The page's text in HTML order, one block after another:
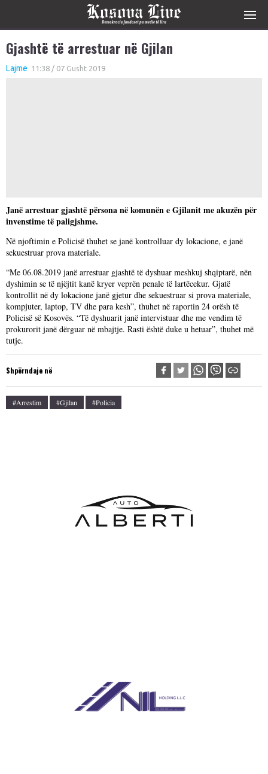
Gjashtë të arrestuar në Gjilan
Lajme 11:38 / 07 Gusht 2019
Janë arrestuar gjashtë përsona në komunën e Gjilanit me akuzën për
invenstime të paligjshme.
Në njoftimin e Policisë thuhet se janë kontrolluar dy lokacione, e janë
sekuestruar prova materiale.
“Me 06.08.2019 janë arrestuar gjashtë të dyshuar meshkuj shqiptarë, nën
dyshimin se të njëjtit kanë kryer veprën penale të lartëcekur. Gjatë
kontrollit në dy lokacione janë gjetur dhe sekuestruar si prova materiale,
kompjuter, laptop, TV dhe para kesh”, thuhet në raportin 24 orësh të
Policisë së Kosovës. “Të dyshuarit janë intervistuar dhe me vendim të
prokurorit janë dërguar në mbajtje. Rasti është duke u hetuar”, thuhet më
tutje.
Shpërndaje në
#arrestim #Gjilan #Policia